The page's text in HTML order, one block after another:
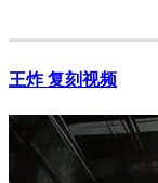
王炸 复刻视频